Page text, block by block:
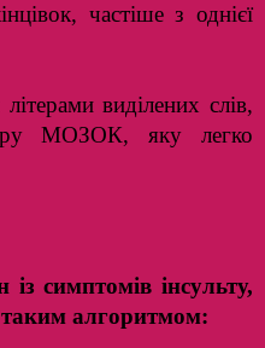
частіше з однієї
виділених слів,
МОЗОК, яку легко
симптомів інсульту,
таким алгоритмом: